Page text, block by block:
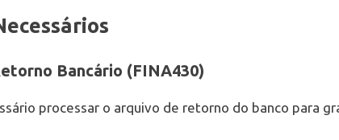
Bancário (FINA430)
processar o arquivo de retorno do banco para